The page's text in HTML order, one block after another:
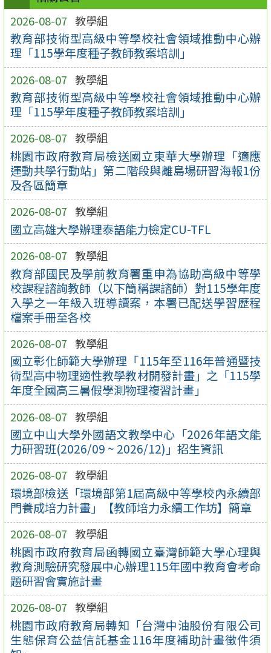
2026-08-07 教學組
教育部技術型高級中等學校社會領域推動中心辦
理「115學年度種子教師教案培訓」
2026-08-07 教學組
教育部技術型高級中等學校社會領域推動中心辦
理「115學年度種子教師教案培訓」
2026-08-07 教學組
桃園市政府教育局檢送國立東華大學辦理「適應
運動共學行動站」第二階段與離島場研習海報1份
及各區簡章
2026-08-07 教學組
國立高雄大學辦理泰語能力檢定CU-TFL
2026-08-07 教學組
教育部國民及學前教育署重申為協助高級中等學
校課程諮詢教師（以下簡稱課諮師）對115學年度
入學之一年級入班導讀案，本署已配送學習歷程
檔案手冊至各校
2026-08-07 教學組
國立彰化師範大學辦理「115年至116年普通暨技
術型高中物理適性教學教材開發計畫」之「115學
年度全國高三暑假學測物理複習計畫」
2026-08-07 教學組
國立中山大學外國語文教學中心「2026年語文能
力研習班(2026/09 ~ 2026/12)」招生資訊
2026-08-07 教學組
環境部檢送「環境部第1屆高級中等學校內永續部
門養成培力計畫」【教師培力永續工作坊】簡章
2026-08-07 教學組
桃園市政府教育局函轉國立臺灣師範大學心理與
教育測驗研究發展中心辦理115年國中教育會考命
題研習會實施計畫
2026-08-07 教學組
桃園市政府教育局轉知「台灣中油股份有限公司
生態保育公益信託基金116年度補助計畫徵件須